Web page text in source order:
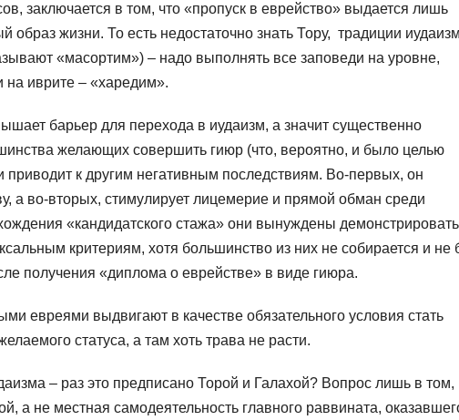
заключается в том, что «пропуск в еврейство» выдается лишь
образ жизни. То есть недостаточно знать Тору, традиции
«масортим») – надо выполнять все заповеди на уровне,
на иврите – «харедим».
барьер для перехода в иудаизм, а значит существенно
желающих совершить гиюр (что, вероятно, и было целью
приводит к другим негативным последствиям. Во-первых, он
а во-вторых, стимулирует лицемерие и прямой обман среди
«кандидатского стажа» они вынуждены демонстрировать
критериям, хотя большинство из них не собирается и не
получения «диплома о еврействе» в виде гиюра.
евреями выдвигают в качестве обязательного условия стать
статуса, а там хоть трава не расти.
– раз это предписано Торой и Галахой? Вопрос лишь в том,
а не местная самодеятельность главного раввината,